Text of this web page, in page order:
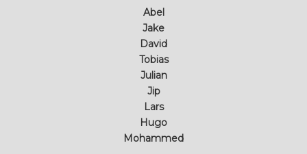
Abel
Jake
David
Tobias
Julian
Jip
Lars
Hugo
Mohammed